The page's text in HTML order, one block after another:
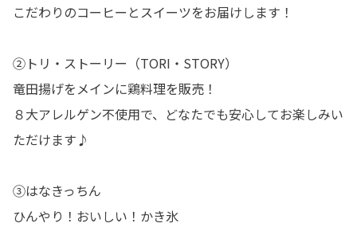
こだわりのコーヒーとスイーツをお届けします！
② トリ・ストーリー（TORI・STORY）
竜田揚げをメインに鶏料理を販売！
８大アレルゲン不使用で、どなたでも安心してお楽しみい
ただけます♪
③はなきっちん
ひんやり！おいしい！かき氷